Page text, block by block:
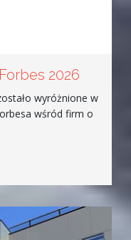
2026
wyróżnione w
wśród firm o